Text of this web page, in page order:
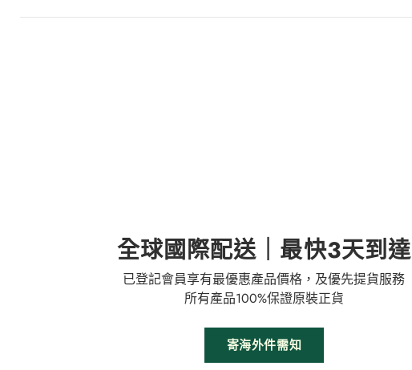
全球國際配送｜最快3天到達
已登記會員享有最優惠產品價格，及優先提貨服務
所有產品100%保證原裝正貨
寄海外件需知